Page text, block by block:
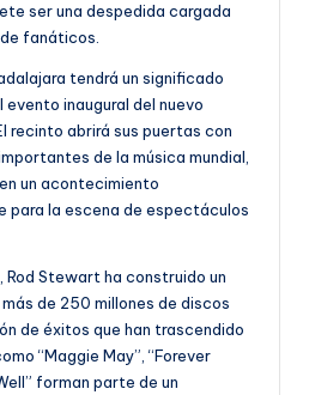
ser una despedida cargada
fanáticos.
tendrá un significado
inaugural del nuevo
recinto abrirá sus puertas con
de la música mundial,
un acontecimiento
para la escena de espectáculos
Rod Stewart ha construido un
de 250 millones de discos
de éxitos que han trascendido
“Maggie May”, “Forever
forman parte de un